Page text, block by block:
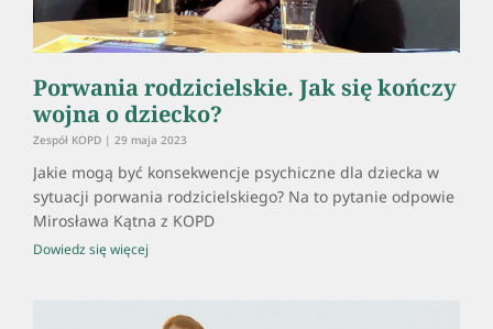
Porwania rodzicielskie. Jak się kończy
wojna o dziecko?
Zespół KOPD 29 maja 2023
Jakie mogą być konsekwencje psychiczne dla dziecka w
sytuacji porwania rodzicielskiego? Na to pytanie odpowie
Mirosława Kątna z KOPD
Dowiedz się więcej